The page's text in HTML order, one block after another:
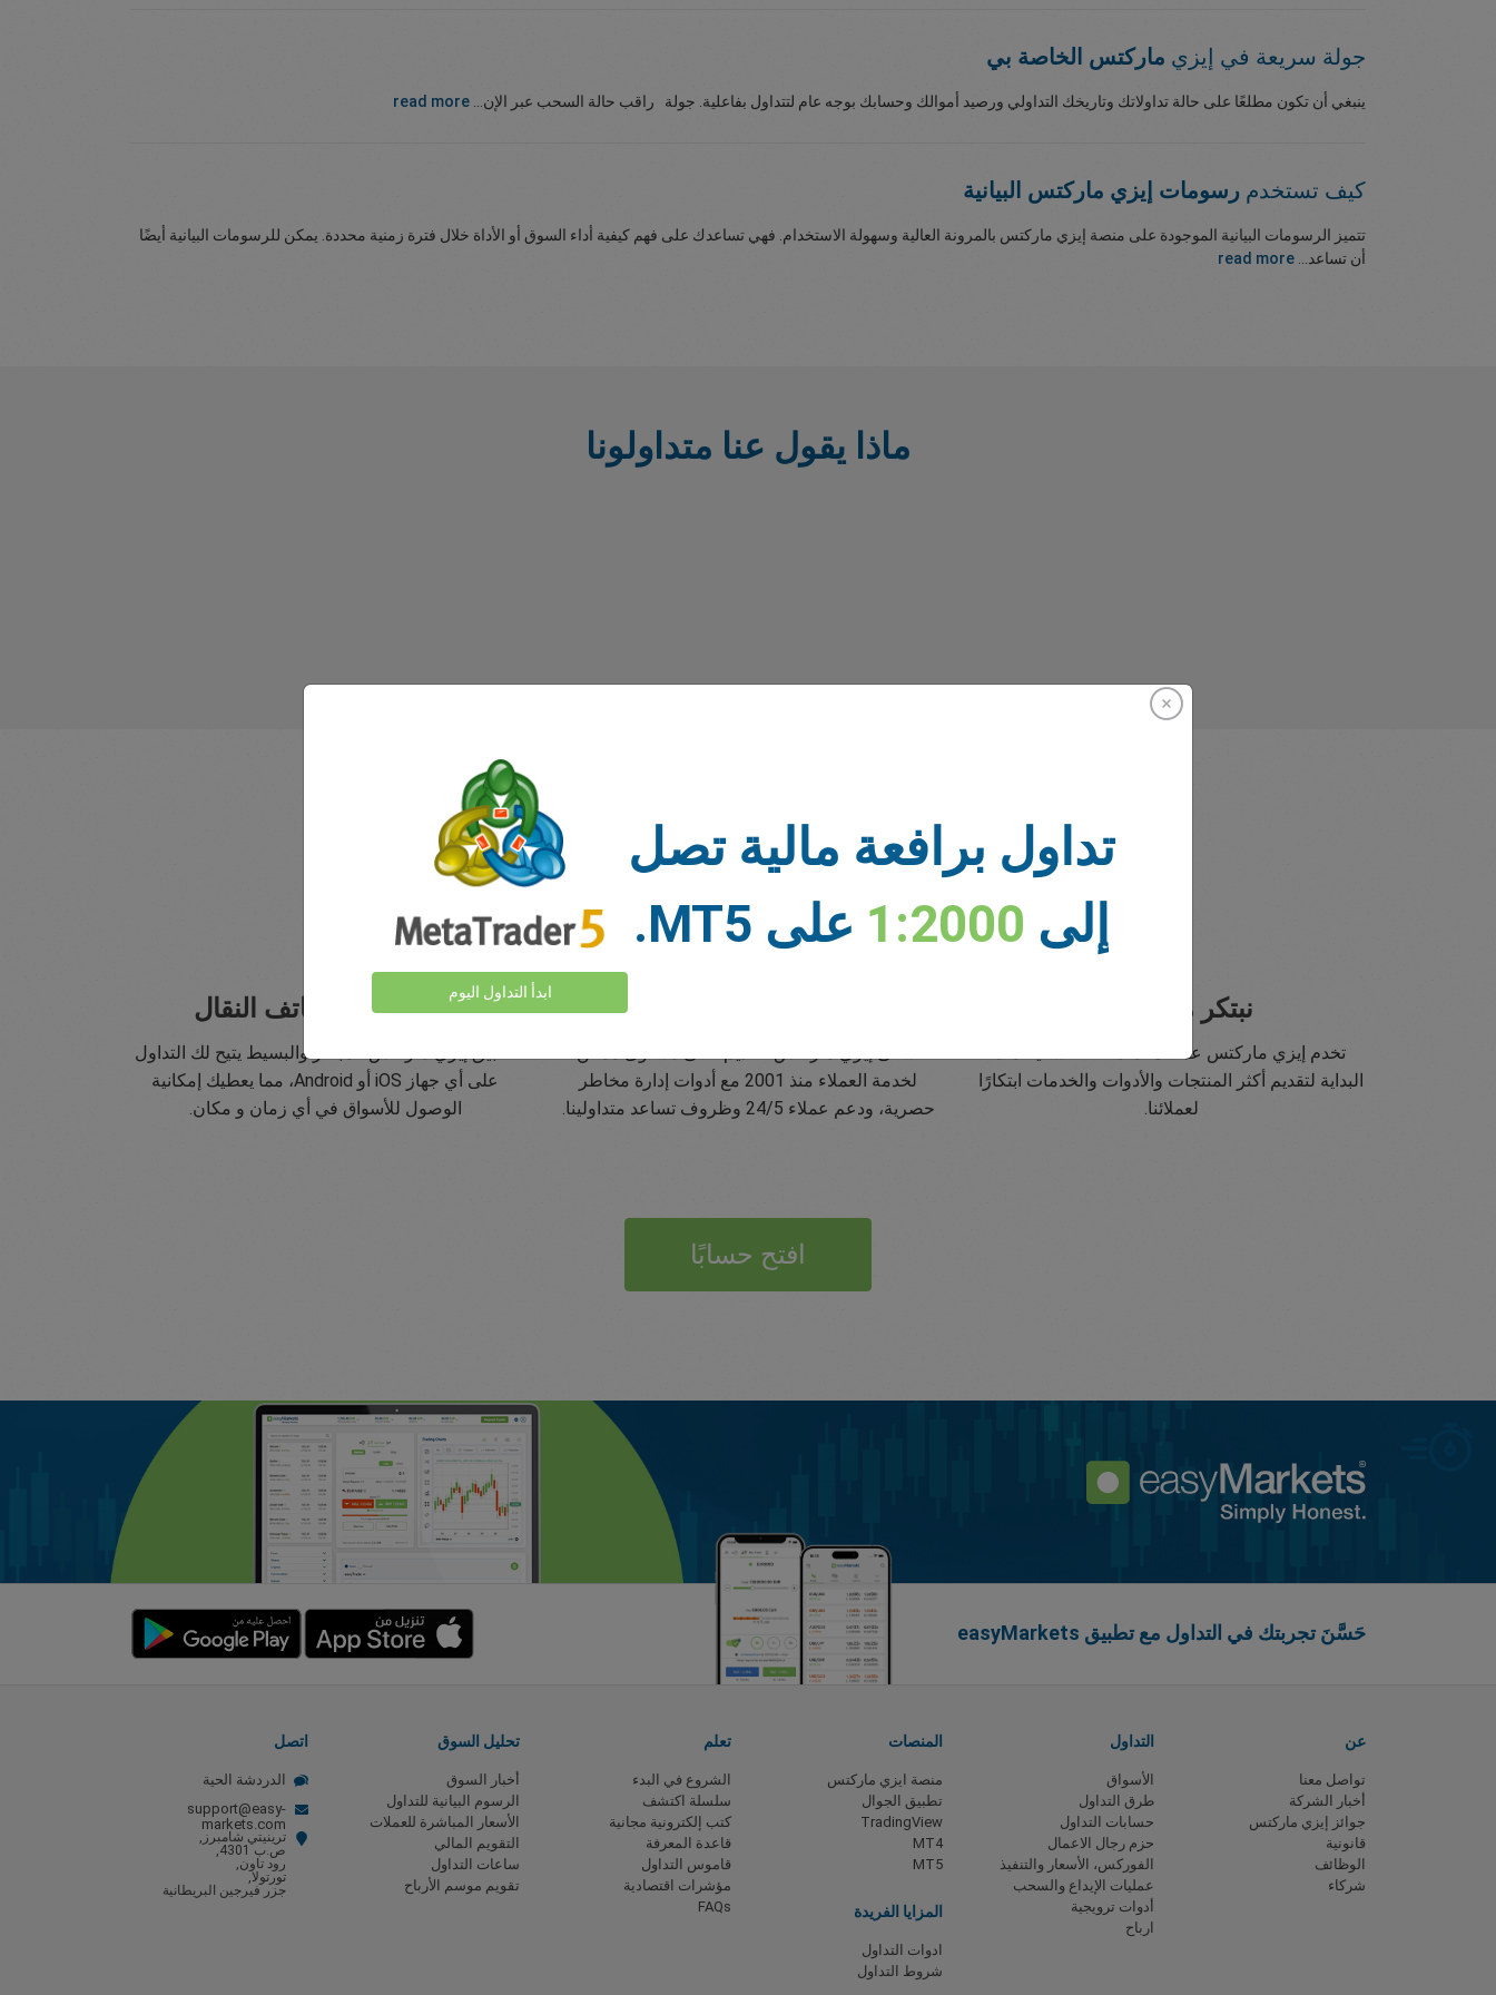
جولة سريعة في إيزي ماركتس الخاصة بي
ينبغي أن تكون مطلعًا على حالة تداولاتك وتاريخك التداولي ورصيد أموالك وحسابك بوجه عام لتتداول بفاعلية. جولة راقب حالة السحب عبر الإن... read more
كيف تستخدم رسومات إيزي ماركتس البيانية
تتميز الرسومات البيانية الموجودة على منصة إيزي ماركتس بالمرونة العالية وسهولة الاستخدام. فهي تساعدك على فهم كيفية أداء السوق أو الأداة خلال فترة زمنية محددة. يمكن للرسومات البيانية أيضًا
أن تساعد... read more
ماذا يقول عنا متداولونا
نبتكر منذ 2001
البداية لتقديم أكثر المنتجات والأدوات والخدمات ابتكارًا
لعملائنا.
لخدمة العملاء منذ 2001 مع أدوات إدارة مخاطر
حصرية، ودعم عملاء 24/5 وظروف تساعد متداولينا.
تداول على الهاتف النقال
تطبيق إيزي ماركتس المُبتكر والبسيط يتيح لك التداول
على أي جهاز iOS أو Android، مما يعطيك إمكانية
الوصول للأسواق في أي زمان و مكان.
افتح حسابًا
حَسَّنَ تجربتك في التداول مع تطبيق easyMarkets
عن
تواصل معنا
أخبار الشركة
جوائز إيزي ماركتس
قانونية
الوظائف
شركاء
التداول
الأسواق
طرق التداول
حسابات التداول
حزم رجال الاعمال
الفوركس، الأسعار والتنفيذ
عمليات الإيداع والسحب
أدوات ترويجية
ارباح
المنصات
منصة ايزي ماركتس
تطبيق الجوال
TradingView
MT4
MT5
المزايا الفريدة
ادوات التداول
شروط التداول
تعلم
الشروع في البدء
سلسلة اكتشف
كتب إلكترونية مجانية
قاعدة المعرفة
قاموس التداول
مؤشرات اقتصادية
FAQs
تحليل السوق
أخبار السوق
الرسوم البيانية للتداول
الأسعار المباشرة للعملات
التقويم المالي
ساعات التداول
تقويم موسم الأرباح
اتصل
الدردشة الحية
support@easy-
markets.com
ترينيتي شامبرز,
ص.ب 4301,
رود تاون,
تورتولا,
جزر فيرجين البريطانية
تداول برافعة مالية تصل
إلى 1:2000 على MT5.
ابدأ التداول اليوم